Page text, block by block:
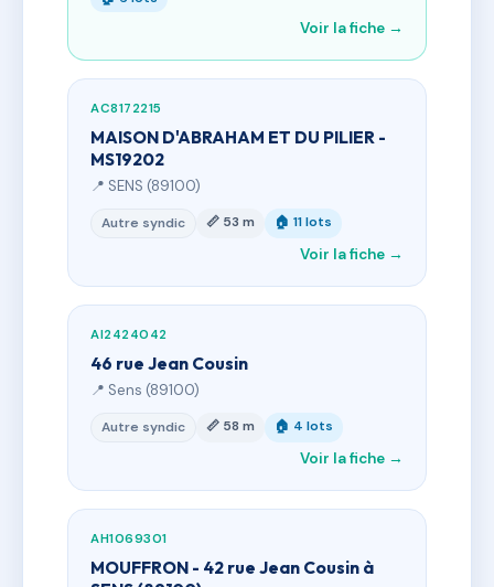
Voir la fiche →
AC8172215
MAISON D'ABRAHAM ET DU PILIER -
MS19202
📍 SENS (89100)
Autre syndic 📏 53 m 🏠 11 lots
Voir la fiche →
AI2424042
46 rue Jean Cousin
📍 Sens (89100)
Autre syndic 📏 58 m 🏠 4 lots
Voir la fiche →
AH1069301
MOUFFRON - 42 rue Jean Cousin à